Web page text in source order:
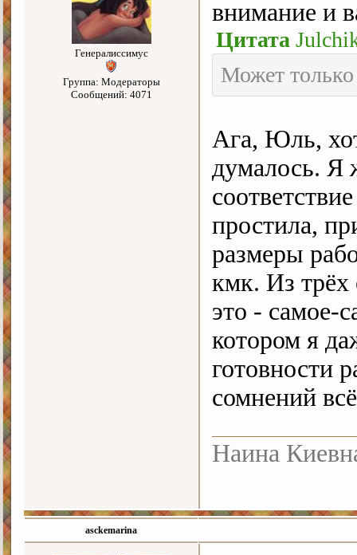
Генералиссимус
Группа: Модераторы
Сообщений: 4071
внимание и
Цитата
Может
Ага, Юль,
думалось. Я
простила,
размеры
кмк. Из трёх
это - самое-
котором я
готовности
сомнений
Наина
asckemarina